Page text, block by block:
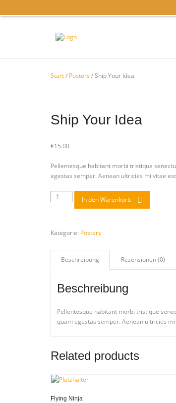
Start/ Posters/ Ship Your Idea
Ship Your Idea
€15.00
Pellentesque habitant morbi tristique
egestas semper. Aenean ultricies mi vitae
In den Warenkorb
Kategorie: Posters
Beschreibung Rezensionen (0)
Beschreibung
Pellentesque habitant morbi tristique
quam egestas semper. Aenean ultricies
Related products
Flying Ninja